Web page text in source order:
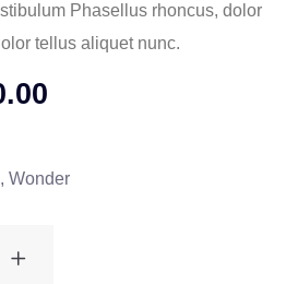
Phasellus rhoncus, dolor
tellus aliquet nunc.
, Wonder